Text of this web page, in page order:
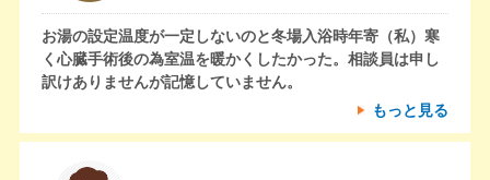
お湯の設定温度が一定しないのと冬場入浴時年寄（私）寒
く心臓手術後の為室温を暖かくしたかった。相談員は申し
訳けありませんが記憶していません。
もっと見る